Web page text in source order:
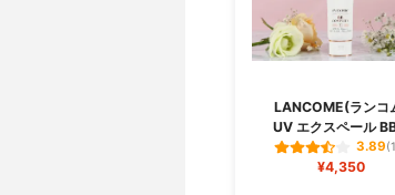
LANCOME(ランコ
UV エクスペール
3.89
¥4,350